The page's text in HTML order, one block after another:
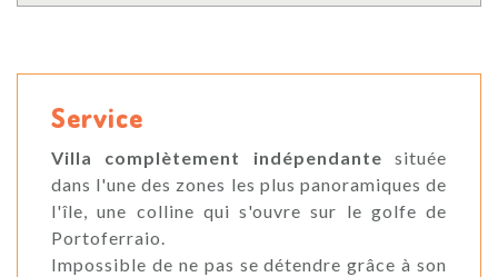
Service
Villa complètement indépendante située
dans l'une des zones les plus panoramiques de
l'île, une colline qui s'ouvre sur le golfe de
Portoferraio.
Impossible de ne pas se détendre grâce à son